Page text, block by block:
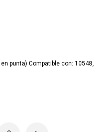
punta) Compatible con: 10548,